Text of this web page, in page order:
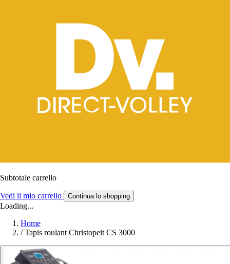
Subtotale carrello
Vedi il mio carrello Continua lo shopping
Loading...
Home
/ Tapis roulant Christopeit CS 3000